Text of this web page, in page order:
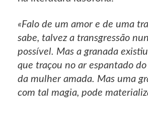
«Falo de um amor e de uma
sabe, talvez a transgressão
possível. Mas a granada
que traçou no ar espantado
da mulher amada. Mas uma
com tal magia, pode